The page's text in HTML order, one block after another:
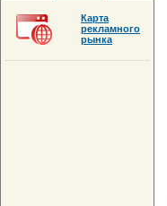
Карта
рекламного
рынка